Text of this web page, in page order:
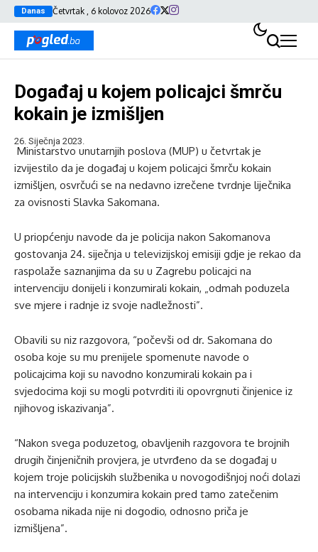
Danas Četvrtak , 6 kolovoz 2026
Događaj u kojem policajci šmrču
kokain je izmišljen
26. Siječnja 2023.
Ministarstvo unutarnjih poslova (MUP) u četvrtak je
izvijestilo da je događaj u kojem policajci šmrču kokain
izmišljen, osvrčući se na nedavno izrečene tvrdnje liječnika
za ovisnosti Slavka Sakomana.
U priopćenju navode da je policija nakon Sakomanova
gostovanja 24. siječnja u televizijskoj emisiji gdje je rekao da
raspolaže saznanjima da su u Zagrebu policajci na
intervenciju donijeli i konzumirali kokain, „odmah poduzela
sve mjere i radnje iz svoje nadležnosti”.
Obavili su niz razgovora, “počevši od dr. Sakomana do
osoba koje su mu prenijele spomenute navode o
policajcima koji su navodno konzumirali kokain pa i
svjedocima koji su mogli potvrditi ili opovrgnuti činjenice iz
njihovog iskazivanja”.
“Nakon svega poduzetog, obavljenih razgovora te brojnih
drugih činjeničnih provjera, je utvrđeno da se događaj u
kojem troje policijskih službenika u novogodišnjoj noći dolazi
na intervenciju i konzumira kokain pred tamo zatečenim
osobama nikada nije ni dogodio, odnosno priča je
izmišljena”.